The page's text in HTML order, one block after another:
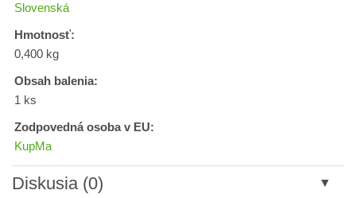
Slovenská
Hmotnosť:
0,400 kg
Obsah balenia:
1 ks
Zodpovedná osoba v EU:
KupMa
Diskusia (0)